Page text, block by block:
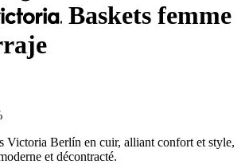
Baskets femme
Victoria Berlín en cuir, alliant confort et style,
et décontracté.